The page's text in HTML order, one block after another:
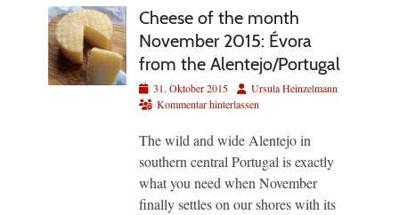
Cheese of the month
November 2015: Évora
from the Alentejo/Portugal
Veröffentlicht
am
31. Oktober 2015 AutorUrsula Heinzelmann
Kommentar hinterlassen
The wild and wide Alentejo in
southern central Portugal is exactly
what you need when November
finally settles on our shores with its